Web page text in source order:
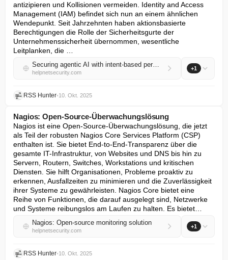
antizipieren und Kollisionen vermeiden. Identity and Access
Management (IAM) befindet sich nun an einem ähnlichen
Wendepunkt. Seit Jahrzehnten haben aktionsbasierte
Berechtigungen die Rolle der Sicherheitsgurte der
Unternehmenssicherheit übernommen, wesentliche
Leitplanken, die …
Securing agentic AI with intent-based permissions
helpnetsecurity.com
+1
RSS Hunter•10. Okt. 2025
Nagios: Open-Source-Überwachungslösung
Nagios ist eine Open-Source-Überwachungslösung, die jetzt
als Teil der robusten Nagios Core Services Platform (CSP)
enthalten ist. Sie bietet End-to-End-Transparenz über die
gesamte IT-Infrastruktur, von Websites und DNS bis hin zu
Servern, Routern, Switches, Workstations und kritischen
Diensten. Sie hilft Organisationen, Probleme proaktiv zu
erkennen, Ausfallzeiten zu minimieren und die Zuverlässigkeit
ihrer Systeme zu gewährleisten. Nagios Core bietet eine
Reihe von Funktionen, die darauf ausgelegt sind, Netzwerke
und Systeme reibungslos am Laufen zu halten. Es bietet…
Nagios: Open-source monitoring solution
helpnetsecurity.com
+1
RSS Hunter•10. Okt. 2025